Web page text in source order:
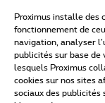
Conditions
Tous droits
Proximus installe des
fonctionnement de
navigation, analyser
publicités sur base de
lesquels Proximus
cookies sur nos sites
sociaux des